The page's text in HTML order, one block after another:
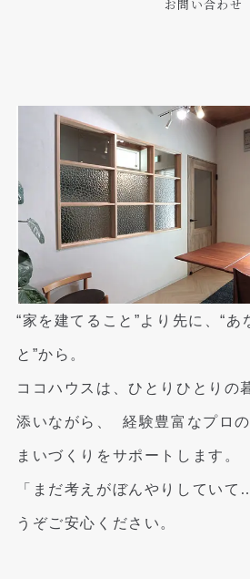
お問い合わせ
“家を建てること”より先に、“あ
と”から。
ココハウスは、ひとりひとりの
添いながら、経験豊富なプロ
まいづくりをサポートします。
「まだ考えがぼんやりしてい
うぞご安心ください。